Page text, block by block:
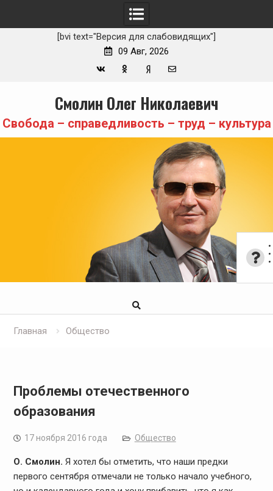
[bvi text="Версия для слабовидящих"]
09 Авг, 2026
Zen
mail
content
Смолин Олег Николаевич
Свобода – справедливость – труд – культура
Главная Общество
Проблемы отечественного
образования
17 ноября 2016 года Общество
О. Смолин. Я хотел бы отметить, что наши предки
первого сентября отмечали не только начало учебного,